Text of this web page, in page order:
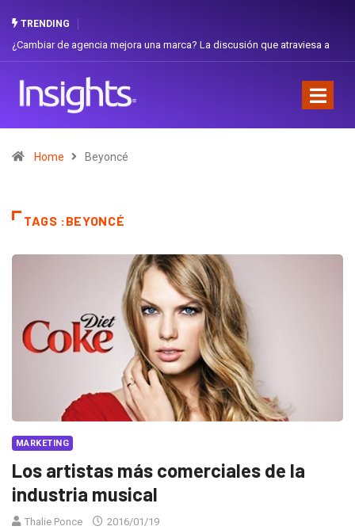
TRENDING
¿Cambiar de agencia mejora una marca? La discusión que atraviesa a
Home Beyoncé
TAGS :BEYONCÉ
MARKETING
Los artistas más comerciales de la
industria musical
Thalie Ponce 2016/01/19